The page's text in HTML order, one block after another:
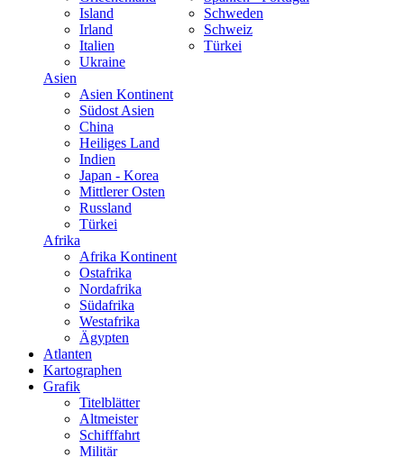
Island
Irland
Italien
Schweden
Schweiz
Türkei
Ukraine
Asien
Asien Kontinent
Südost Asien
China
Heiliges Land
Indien
Japan - Korea
Mittlerer Osten
Russland
Türkei
Afrika
Afrika Kontinent
Ostafrika
Nordafrika
Südafrika
Westafrika
Ägypten
Atlanten
Kartographen
Grafik
Titelblätter
Altmeister
Schifffahrt
Militär